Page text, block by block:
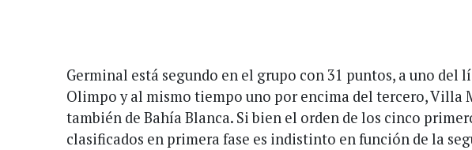
Germinal está segundo en el grupo con 31 puntos, a uno del
Olimpo y al mismo tiempo uno por encima del tercero, Villa
también de Bahía Blanca. Si bien el orden de los cinco
clasificados en primera fase es indistinto en función de la